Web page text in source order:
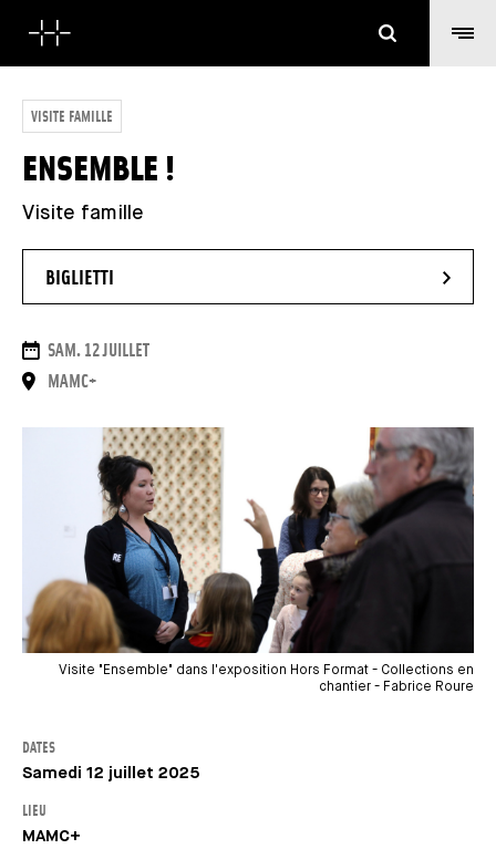
VISITE FAMILLE
ENSEMBLE !
Visite famille
BIGLIETTI
DATE
SAM. 12 JUILLET
LUOGO
MAMC+
Visite "Ensemble" dans l'exposition Hors Format - Collections en
chantier - Fabrice Roure
DATES
Samedi 12 juillet 2025
LIEU
MAMC+